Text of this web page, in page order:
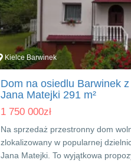
Kielce Barwinek
Dom na osiedlu Barwinek
Jana Matejki 291 m²
1 750 000zł
Na sprzedaż przestronny dom
zlokalizowany w popularnej
Jana Matejki. To wyjątkowa